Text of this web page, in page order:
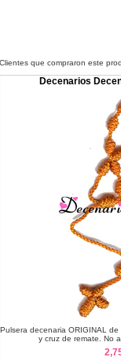
Clientes que compraron este
Decenarios
Pulsera decenaria ORIGINAL
y cruz de remate. No